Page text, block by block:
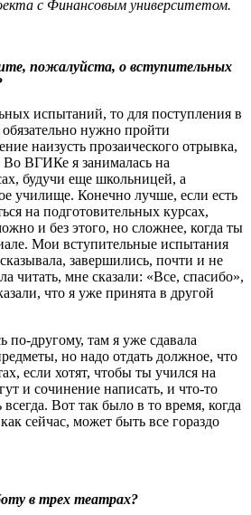
с Финансовым университетом.
пожалуйста, о вступительных
испытаний, то для поступления в
нужно пройти
наизусть прозаического отрывка,
Во ВГИКе я занималась на
будучи еще школьницей, а
училище. Конечно лучше, если есть
на подготовительных курсах,
и без этого, но сложнее, когда ты
Мои вступительные испытания
завершились, почти и не
читать, мне сказали: «Все, спасибо»,
что я уже принята в другой
другому, там я уже сдавала
но надо отдать должное, что
если хотят, чтобы ты учился на
и сочинение написать, и что-то
всегда. Вот так было в то время, когда
сейчас, может быть все гораздо
в трех театрах?